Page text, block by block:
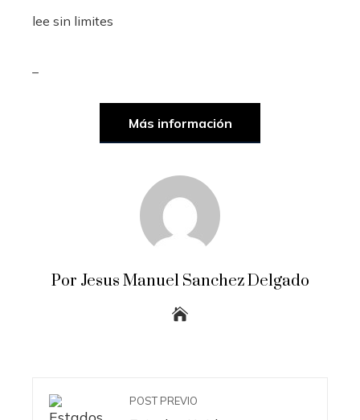
lee sin limites
Más información
Por Jesus Manuel Sanchez Delgado
POST PREVIO